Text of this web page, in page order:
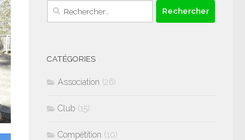
Rechercher :
CATÉGORIES
Association (26)
Club (15)
Compétition (10)